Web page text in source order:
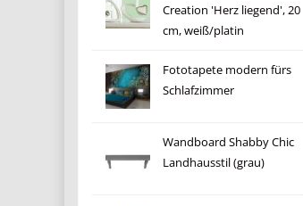
Creation 'Herz liegend', 20
cm, weiß/platin
Fototapete modern fürs
Schlafzimmer
Wandboard Shabby Chic
Landhausstil (grau)